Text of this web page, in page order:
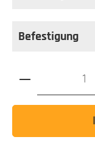
Befestigung
Produkt Anzahl: